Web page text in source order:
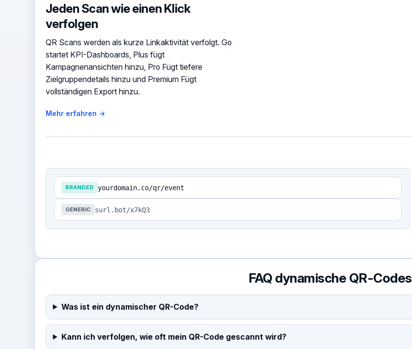
Jeden Scan wie einen Klick
verfolgen
QR Scans werden als kurze Linkaktivität verfolgt. Go
startet KPI-Dashboards, Plus fügt
Kampagnenansichten hinzu, Pro Fügt tiefere
Zielgruppendetails hinzu und Premium Fügt
vollständigen Export hinzu.
Mehr erfahren →
BRANDED yourdomain.co/qr/event
GENERIC surl.bot/x7kQ3
FAQ dynamische QR-Codes
Was ist ein dynamischer QR-Code?
Kann ich verfolgen, wie oft mein QR-Code gescannt wird?